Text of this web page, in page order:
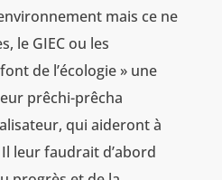
mais ce ne
le GIEC ou les
de l’écologie » une
prêchi-prêcha
qui aideront à
leur faudrait d’abord